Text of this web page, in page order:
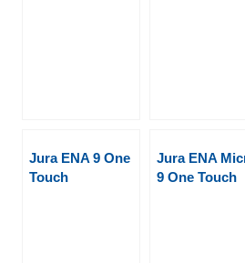
Jura ENA 9 One
Touch
Jura ENA
9 One Touch